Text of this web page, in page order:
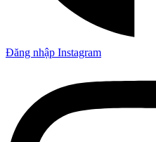
Đăng nhập Instagram